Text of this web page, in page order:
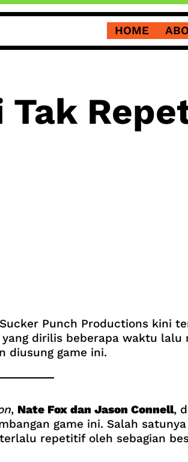
HOME
Tak
Punch Productions kini
dirilis beberapa waktu
diusung game ini.
, Nate Fox dan Jason Connell,
game ini. Salah
repetitif oleh sebagian